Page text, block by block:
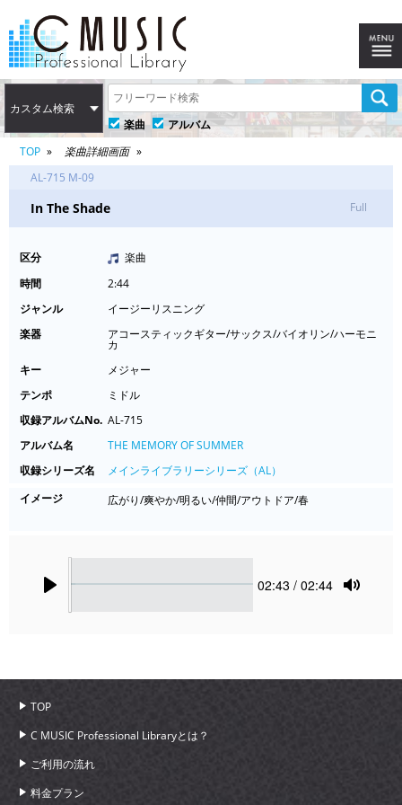
カスタム検索
楽曲
アルバム
TOP
楽曲詳細画面
AL-715 M-09
In The Shade Full
区分
楽曲
時間
2:44
ジャンル
イージーリスニング
楽器
アコースティックギター/サックス/バイオリン/ハーモニ
カ
キー
メジャー
テンポ
ミドル
収録アルバムNo. AL-715
アルバム名
THE MEMORY OF SUMMER
収録シリーズ名
メインライブラリーシリーズ（AL）
イメージ
広がり/爽やか/明るい/仲間/アウトドア/春
Current
02:43 / 02:44
TOP
C MUSIC Professional Libraryとは？
ご利用の流れ
料金プラン